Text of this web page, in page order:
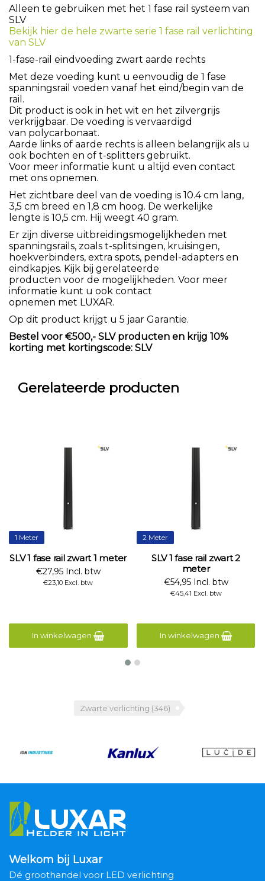
Alleen te gebruiken met het 1 fase rail systeem van
SLV
Bekijk hier de hele zwarte serie 1 fase rail verlichting
van SLV
1-fase-rail eindvoeding zwart aarde rechts
Met deze voeding kunt u eenvoudig de 1 fase
spanningsrail voeden vanaf het eind/begin van de
rail.
Dit product is ook in het wit en het zilvergrijs
verkrijgbaar. De voeding is vervaardigd
van polycarbonaat.
Aarde links of aarde rechts is alleen belangrijk als u
ook bochten en of t-splitters gebruikt.
Voor meer informatie kunt u altijd even contact
met ons opnemen.
Het zichtbare deel van de voeding is 10.4 cm lang,
3,5 cm breed en 1,8 cm hoog. De werkelijke
lengte is 10,5 cm. Hij weegt 40 gram.
Er zijn diverse uitbreidingsmogelijkheden met
spanningsrails, zoals t-splitsingen, kruisingen,
hoekverbinders, extra spots, pendel-adapters en
eindkapjes. Kijk bij gerelateerde
producten voor de mogelijkheden. Voor meer
informatie kunt u ook contact
opnemen met LUXAR.
Op dit product krijgt u 5 jaar Garantie.
Bestel voor €500,- SLV producten en krijg 10%
korting met kortingscode: SLV
Gerelateerde producten
1 Meter
SLV 1 fase rail zwart 1 meter
€27,95 Incl. btw
€23,10 Excl. btw
In winkelwagen
2 Meter
SLV 1 fase rail zwart 2
meter
€54,95 Incl. btw
€45,41 Excl. btw
In winkelwagen
Zwarte verlichting (346)
Welkom bij Luxar
Dé groothandel voor LED verlichting